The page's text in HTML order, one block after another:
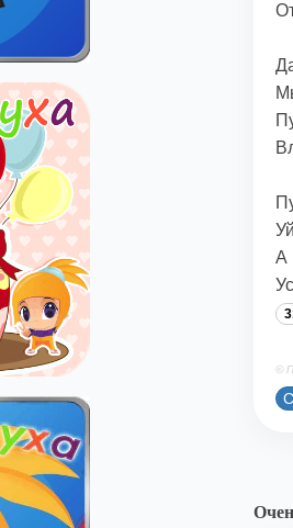
А
©